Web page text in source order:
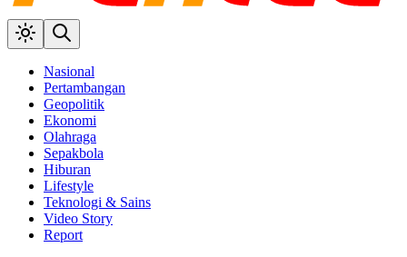
Nasional
Pertambangan
Geopolitik
Ekonomi
Olahraga
Sepakbola
Hiburan
Lifestyle
Teknologi & Sains
Video Story
Report